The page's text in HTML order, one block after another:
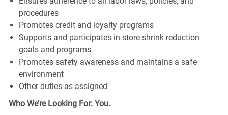
procedures
Promotes credit and loyalty programs
Supports and participates in store shrink reduction
goals and programs
Promotes safety awareness and maintains a safe
environment
Other duties as assigned
Who We’re Looking For: You.